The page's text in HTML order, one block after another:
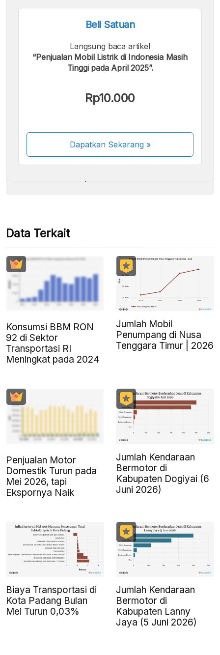
Beli Satuan
Langsung baca artikel
“Penjualan Mobil Listrik di Indonesia Masih
Tinggi pada April 2025”.
Rp10.000
Dapatkan Sekarang»
Kami menerima pembayaran berikut:
Beberapa metode pembayaran masih dalam
Data Terkait
Konsumsi BBM RON
92 di Sektor
Transportasi RI
Meningkat pada 2024
Jumlah Mobil
Penumpang di Nusa
Tenggara Timur | 2026
Penjualan Motor
Domestik Turun pada
Mei 2026, tapi
Ekspornya Naik
Jumlah Kendaraan
Bermotor di
Kabupaten Dogiyai (6
Juni 2026)
Biaya Transportasi di
Kota Padang Bulan
Mei Turun 0,03%
Jumlah Kendaraan
Bermotor di
Kabupaten Lanny
Jaya (5 Juni 2026)